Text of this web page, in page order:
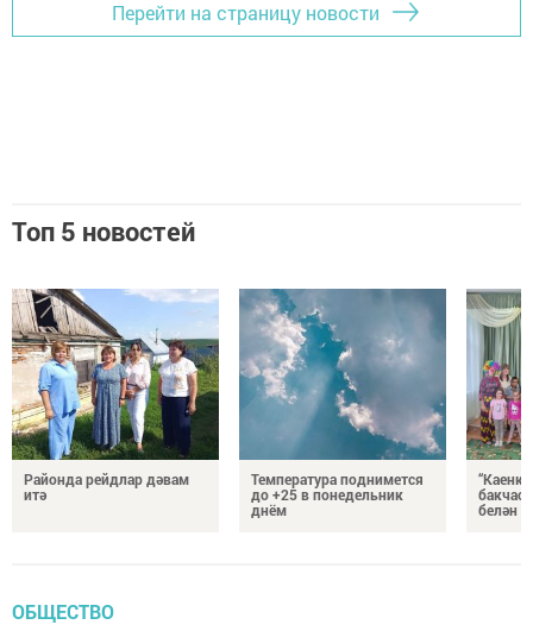
Перейти на страницу новости
Топ 5 новостей
Районда рейдлар дәвам
итә
Температура поднимется
до +25 в понедельник
днём
белән
ОБЩЕСТВО